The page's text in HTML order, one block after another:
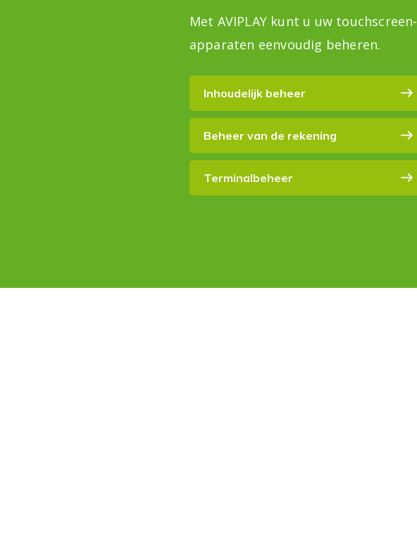
Met AVIPLAY kunt u uw touchscreen-
apparaten eenvoudig beheren.
Inhoudelijk beheer
Beheer van de rekening
Terminalbeheer